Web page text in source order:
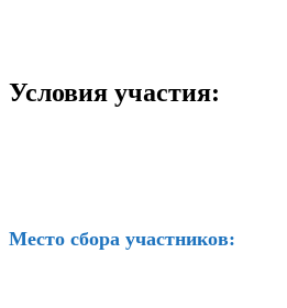
Условия участия:
Место сбора участников: